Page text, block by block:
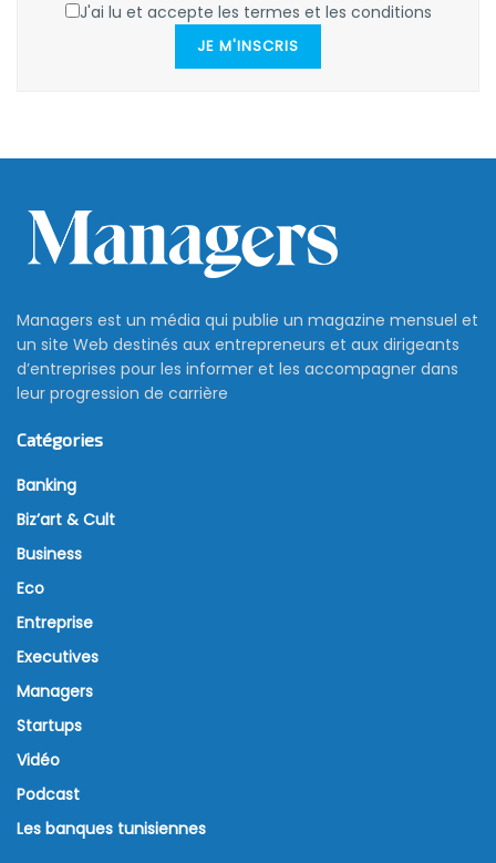
J'ai lu et accepte les termes et les conditions
JE M'INSCRIS
Managers est un média qui publie un magazine mensuel et
un site Web destinés aux entrepreneurs et aux dirigeants
d’entreprises pour les informer et les accompagner dans
leur progression de carrière
Catégories
Banking
Biz’art & Cult
Business
Eco
Entreprise
Executives
Managers
Startups
Vidéo
Podcast
Les banques tunisiennes